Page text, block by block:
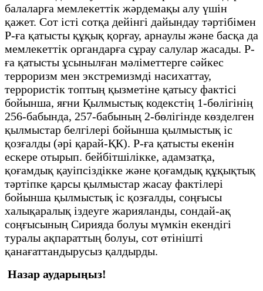
балаларға мемлекеттік жәрдемақы алу үшін
қажет. Сот істі сотқа дейінгі дайындау тәртібімен
Р-ға қатысты құқық қорғау, арнаулы және басқа да
мемлекеттік органдарға сұрау салулар жасады. Р-
ға қатысты ұсынылған мәліметтерге сәйкес
терроризм мен экстремизмді насихаттау,
террористік топтың қызметіне қатысу фактісі
бойынша, яғни Қылмыстық кодекстің 1-бөлігінің
256-бабында, 257-бабының 2-бөлігінде көзделген
қылмыстар белгілері бойынша қылмыстық іс
қозғалды (әрі қарай-ҚК). Р-ға қатысты екенін
ескере отырып. бейбітшілікке, адамзатқа,
қоғамдық қауіпсіздікке және қоғамдық құқықтық
тәртіпке қарсы қылмыстар жасау фактілері
бойынша қылмыстық іс қозғалды, соңғысы
халықаралық іздеуге жарияланды, сондай-ақ
соңғысының Сирияда болуы мүмкін екендігі
туралы ақпараттың болуы, сот өтінішті
қанағаттандырусыз қалдырды.
Назар аударыңыз!